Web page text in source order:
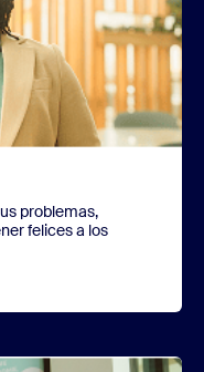
problemas,
felices a los